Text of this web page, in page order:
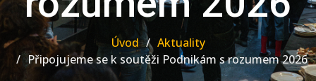
Úvod
Aktuality
Připojujeme se k soutěži Podnikám s rozumem 2026